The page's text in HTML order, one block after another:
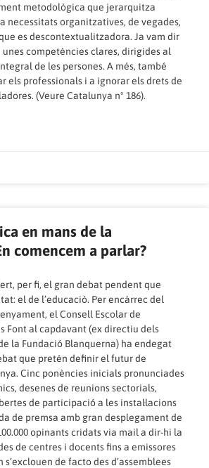
metodològica que jerarquitza
necessitats organitzatives, de vegades,
es descontextualitzadora. Ja vam dir
unes competències clares, dirigides al
de les persones. A més, també
els professionals i a ignorar els drets de
(Veure Catalunya nº 186).
en mans de la
comencem a parlar?
per fi, el gran debat pendent que
el de l’educació. Per encàrrec del
el Consell Escolar de
Font al capdavant (ex directiu dels
la Fundació Blanquerna) ha endegat
que pretén definir el futur de
Cinc ponències inicials pronunciades
desenes de reunions sectorials,
de participació a les instal·lacions
de premsa amb gran desplegament de
opinants cridats via mail a dir-hi la
de centres i docents fins a emissores
de facto des d’assemblees